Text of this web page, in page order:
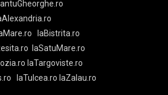
laBistrita.ro
laSatuMare.ro
laTargoviste.ro
laTulcea.ro laZalau.ro